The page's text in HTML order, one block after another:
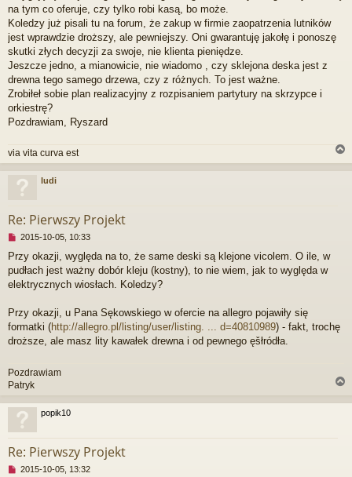
s
t
na tym co oferuje, czy tylko robi kasą, bo może.
Koledzy już pisali tu na forum, że zakup w firmie zaopatrzenia lutników
jest wprawdzie droższy, ale pewniejszy. Oni gwarantuję jakołę i ponoszę
skutki złych decyzji za swoje, nie klienta pieniędze.
Jeszcze jedno, a mianowicie, nie wiadomo , czy sklejona deska jest z
drewna tego samego drzewa, czy z różnych. To jest ważne.
Zrobiłeł sobie plan realizacyjny z rozpisaniem partytury na skrzypce i
orkiestrę?
Pozdrawiam, Ryszard
via vita curva est
a
ludi
Re: Pierwszy Projekt
N
e
p
r
c
z
y
n
y
o
s
2015-10-05, 10:33
Przy okazji, wyględa na to, że same deski są klejone vicolem. O ile, w
pudłach jest ważny dobór kleju (kostny), to nie wiem, jak to wyględa w
elektrycznych wiosłach. Koledzy?
Przy okazji, u Pana Sękowskiego w ofercie na allegro pojawiły się
formatki (http://allegro.pl/listing/user/listing. ... d=40810989) - fakt, trochę
droższe, ale masz lity kawałek drewna i od pewnego ęšłródła.
Pozdrawiam
Patryk
g
popik10
Re: Pierwszy Projekt
N2015-10-05, 13:32